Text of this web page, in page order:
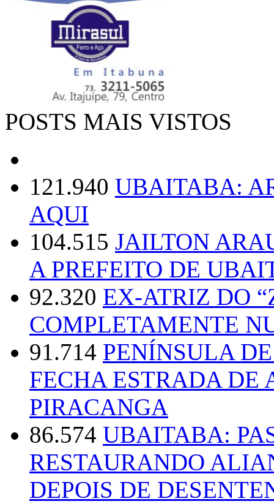
POSTS MAIS VISTOS
121.940 UBAITABA:
AQUI
104.515 JAILTON
A PREFEITO DE
92.320 EX-ATRIZ DO
COMPLETAMENTE
91.714 PENÍNSULA
FECHA ESTRADA DE
PIRACANGA
86.574 UBAITABA:
RESTAURANDO
DEPOIS DE